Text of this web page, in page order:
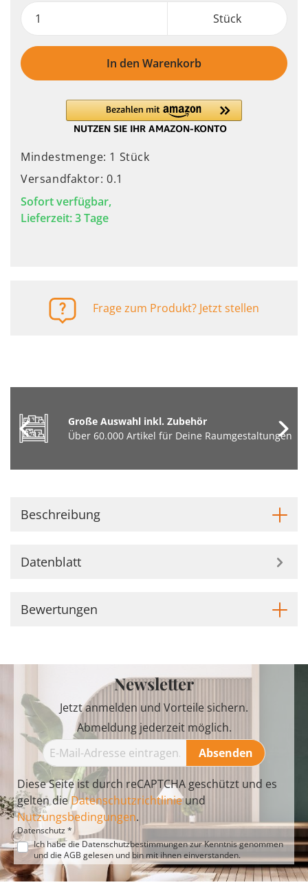
Stück
In den Warenkorb
Mindestmenge: 1 Stück
Versandfaktor: 0.1
Sofort verfügbar,
Lieferzeit: 3 Tage
Frage zum Produkt? Jetzt stellen
Große Auswahl inkl. Zubehör
Über 60.000 Artikel für Deine Raumgestaltungen
Beschreibung
Datenblatt
Bewertungen
Newsletter
Jetzt anmelden und Vorteile sichern.
Abmeldung jederzeit möglich.
Absenden
Diese Seite ist durch reCAPTCHA geschützt und es
gelten dieDatenschutzrichtlinieund
Nutzungsbedingungen.
Datenschutz *
Ich habe die Datenschutzbestimmungenzur Kenntnis genommen
und die AGB gelesen und bin mit ihnen einverstanden.